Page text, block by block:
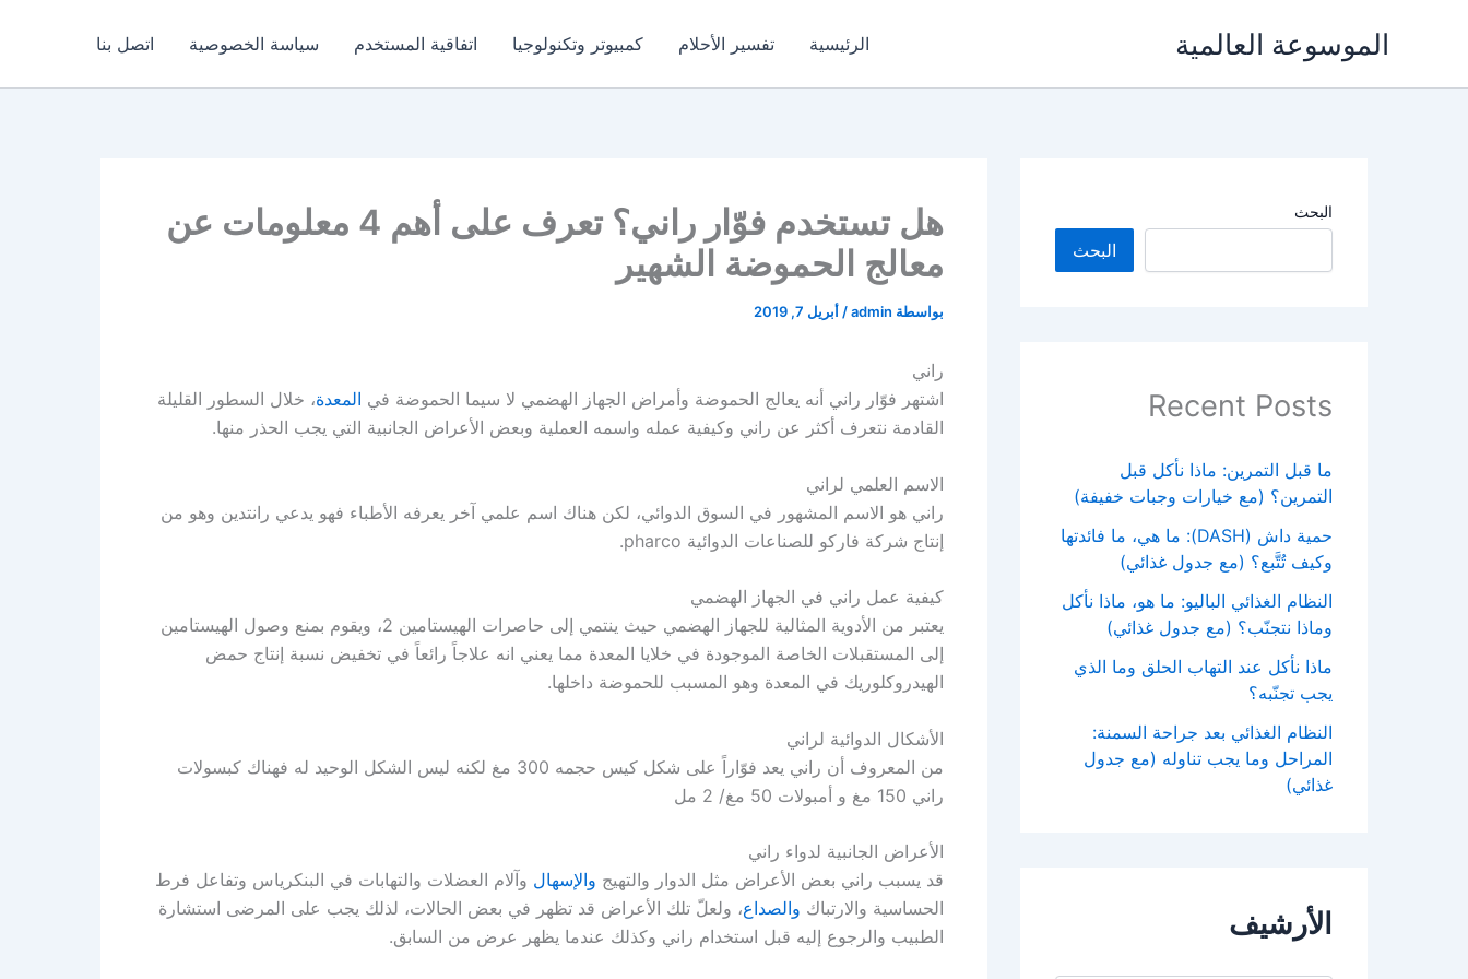
الموسوعة العالمية الرئيسية تفسير الأحلام كمبيوتر وتكنولوجيا اتفاقية المستخدم سياسة الخصوصية اتصل بنا
البحث
البحث
Recent Posts
ما قبل التمرين: ماذا نأكل قبل
التمرين؟ (مع خيارات وجبات خفيفة)
حمية داش (DASH): ما هي، ما فائدتها
وكيف تُتَّبع؟ (مع جدول غذائي)
النظام الغذائي الباليو: ما هو، ماذا نأكل
وماذا نتجنّب؟ (مع جدول غذائي)
ماذا نأكل عند التهاب الحلق وما الذي
يجب تجنّبه؟
النظام الغذائي بعد جراحة السمنة:
المراحل وما يجب تناوله (مع جدول
غذائي)
الأرشيف
هل تستخدم فوّار راني؟ تعرف على أهم 4 معلومات عن
معالج الحموضة الشهير
بواسطة admin
/ أبريل 7, 2019
راني
اشتهر فوّار راني أنه يعالج الحموضة وأمراض الجهاز الهضمي لا سيما الحموضة في المعدة، خلال السطور القليلة
القادمة نتعرف أكثر عن راني وكيفية عمله واسمه العملية وبعض الأعراض الجانبية التي يجب الحذر منها.
الاسم العلمي لراني
راني هو الاسم المشهور في السوق الدوائي، لكن هناك اسم علمي آخر يعرفه الأطباء فهو يدعي رانتدين وهو من
إنتاج شركة فاركو للصناعات الدوائية pharco.
كيفية عمل راني في الجهاز الهضمي
يعتبر من الأدوية المثالية للجهاز الهضمي حيث ينتمي إلى حاصرات الهيستامين 2، ويقوم بمنع وصول الهيستامين
إلى المستقبلات الخاصة الموجودة في خلايا المعدة مما يعني انه علاجاً رائعاً في تخفيض نسبة إنتاج حمض
الهيدروكلوريك في المعدة وهو المسبب للحموضة داخلها.
الأشكال الدوائية لراني
من المعروف أن راني يعد فوّاراً على شكل كيس حجمه 300 مغ لكنه ليس الشكل الوحيد له فهناك كبسولات
راني 150 مغ و أمبولات 50 مغ/ 2 مل
الأعراض الجانبية لدواء راني
قد يسبب راني بعض الأعراض مثل الدوار والتهيج والإسهال وآلام العضلات والتهابات في البنكرياس وتفاعل فرط
الحساسية والارتباك والصداع، ولعلّ تلك الأعراض قد تظهر في بعض الحالات، لذلك يجب على المرضى استشارة
الطبيب والرجوع إليه قبل استخدام راني وكذلك عندما يظهر عرض من السابق.